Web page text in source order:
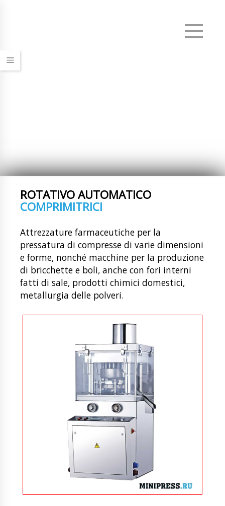
ROTATIVO AUTOMATICO
COMPRIMITRICI
Attrezzature farmaceutiche per la
pressatura di compresse di varie dimensioni
e forme, nonché macchine per la produzione
di bricchette e boli, anche con fori interni
fatti di sale, prodotti chimici domestici,
metallurgia delle polveri.